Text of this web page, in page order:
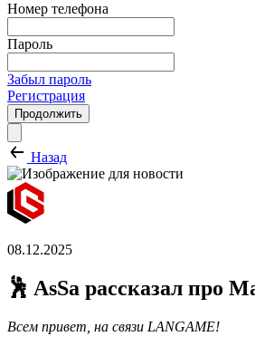
Номер телефона
Пароль
Забыл пароль
Регистрация
Продолжить
Назад
08.12.2025
🕺 AsSa рассказал про
Всем привет, на связи LANGAME!